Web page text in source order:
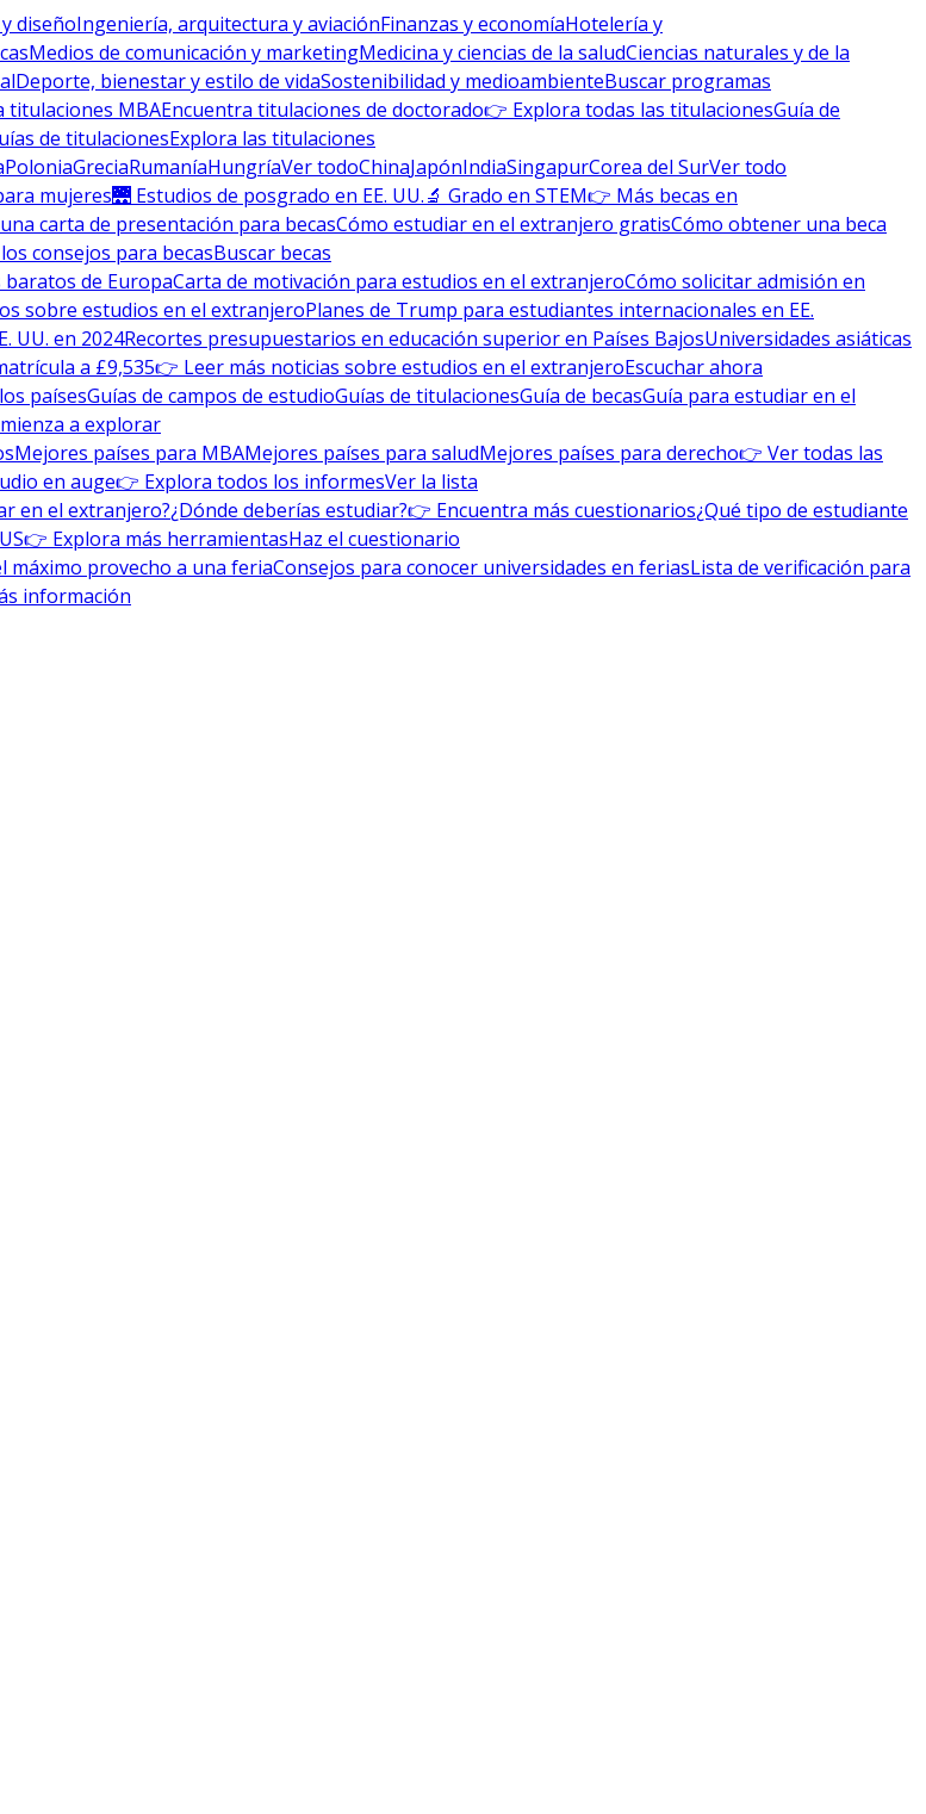
diseñoIngeniería, arquitectura y aviaciónFinanzas y economíaHotelería y
Medios de comunicación y marketingMedicina y ciencias de la saludCiencias naturales y de la
Deporte, bienestar y estilo de vidaSostenibilidad y medioambienteBuscar programas
titulaciones MBAEncuentra titulaciones de doctorado👉 Explora todas las titulacionesGuía de
de titulacionesExplora las titulaciones
PoloniaGreciaRumaníaHungríaVer todoChinaJapónIndiaSingapurCorea del SurVer todo
mujeres🌉 Estudios de posgrado en EE. UU.🔬 Grado en STEM👉 Más becas en
carta de presentación para becasCómo estudiar en el extranjero gratisCómo obtener una beca
consejos para becasBuscar becas
baratos de EuropaCarta de motivación para estudios en el extranjeroCómo solicitar admisión en
sobre estudios en el extranjeroPlanes de Trump para estudiantes internacionales en EE.
UU. en 2024Recortes presupuestarios en educación superior en Países BajosUniversidades asiáticas
a £9,535👉 Leer más noticias sobre estudios en el extranjeroEscuchar ahora
paísesGuías de campos de estudioGuías de titulacionesGuía de becasGuía para estudiar en el
a explorar
Mejores países para MBAMejores países para saludMejores países para derecho👉 Ver todas las
en auge👉 Explora todos los informesVer la lista
en el extranjero?¿Dónde deberías estudiar?👉 Encuentra más cuestionarios¿Qué tipo de estudiante
👉 Explora más herramientasHaz el cuestionario
máximo provecho a una feriaConsejos para conocer universidades en feriasLista de verificación para
información